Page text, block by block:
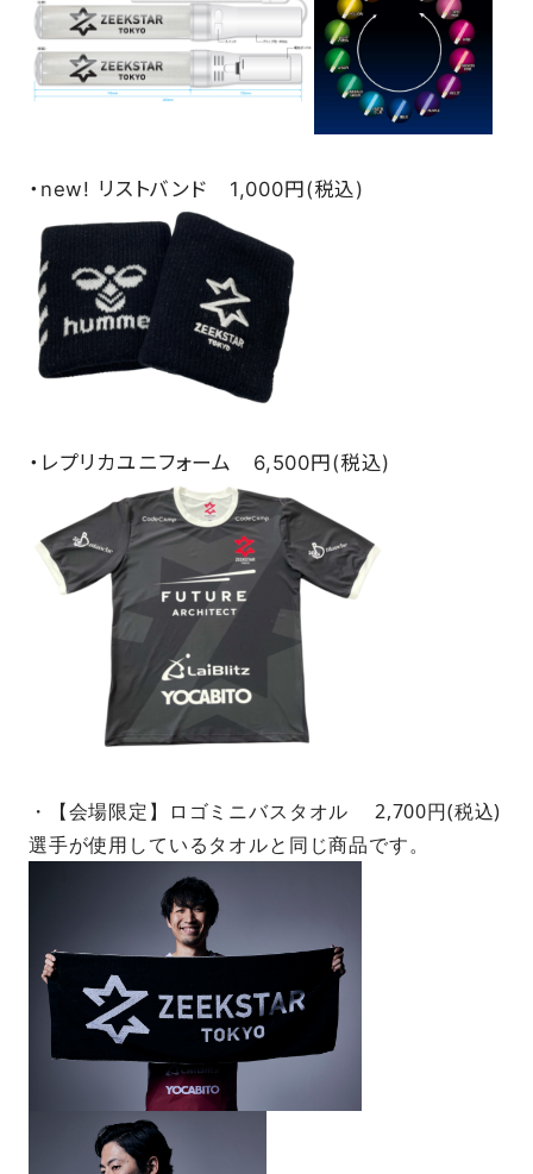
・new! リストバンド 1,000円(税込)
・レプリカユニフォーム 6,500円(税込)
・【会場限定】ロゴミニバスタオル 2,700円(税込)
選手が使用しているタオルと同じ商品です。